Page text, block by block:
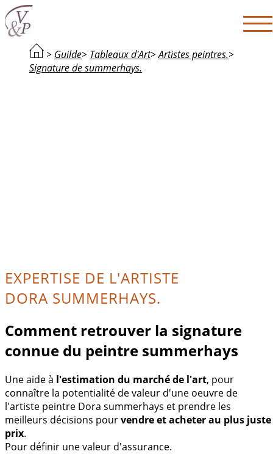
> Guilde> Tableaux d'Art>Artistes peintres.>
Signature de summerhays.
EXPERTISE DE L'ARTISTE
DORA SUMMERHAYS.
Comment retrouver la signature
connue du peintre summerhays
Une aide à l'estimation du marché de l'art, pour
connaître la potentialité de valeur d'une oeuvre de
l'artiste peintre Dora summerhays et prendre les
meilleurs décisions pourvendre et acheter au plus juste
prix.
Pour définir une valeur d'assurance.